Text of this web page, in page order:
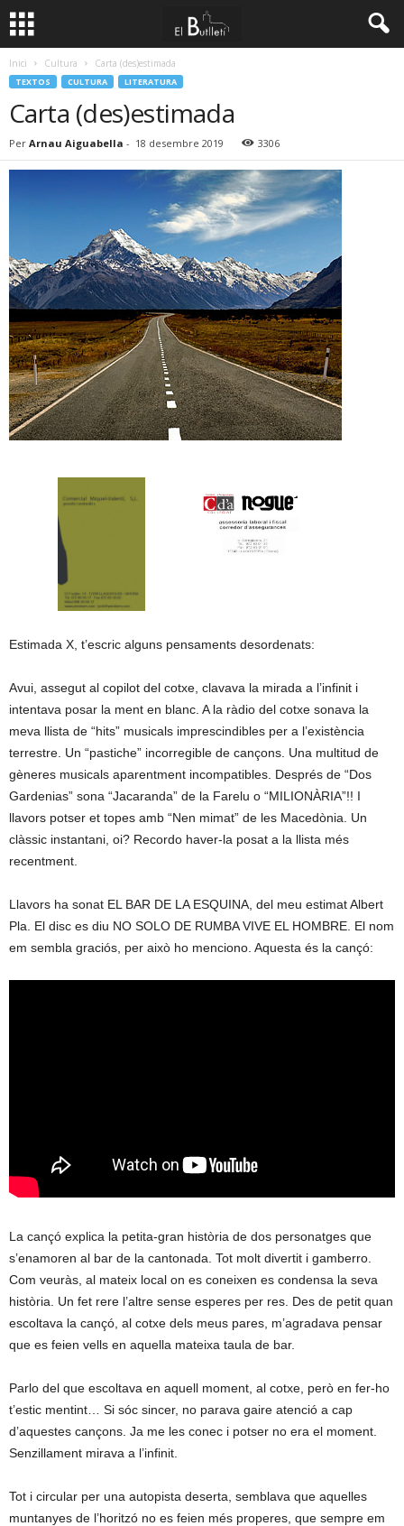
Inici Cultura Carta (des)estimada
TEXTOS CULTURA LITERATURA
Carta (des)estimada
Per Arnau Aiguabella - 18 desembre 2019 3306
Estimada X, t’escric alguns pensaments desordenats:
Avui, assegut al copilot del cotxe, clavava la mirada a l’infinit i
intentava posar la ment en blanc. A la ràdio del cotxe sonava la
meva llista de “hits” musicals imprescindibles per a l’existència
terrestre. Un “pastiche” incorregible de cançons. Una multitud de
gèneres musicals aparentment incompatibles. Després de “Dos
Gardenias” sona “Jacaranda” de la Farelu o “MILIONÀRIA”!! I
llavors potser et topes amb “Nen mimat” de les Macedònia. Un
clàssic instantani, oi? Recordo haver-la posat a la llista més
recentment.
Llavors ha sonat EL BAR DE LA ESQUINA, del meu estimat Albert
Pla. El disc es diu NO SOLO DE RUMBA VIVE EL HOMBRE. El nom
em sembla graciós, per això ho menciono. Aquesta és la cançó:
La cançó explica la petita-gran història de dos personatges que
s’enamoren al bar de la cantonada. Tot molt divertit i gamberro.
Com veuràs, al mateix local on es coneixen es condensa la seva
història. Un fet rere l’altre sense esperes per res. Des de petit quan
escoltava la cançó, al cotxe dels meus pares, m’agradava pensar
que es feien vells en aquella mateixa taula de bar.
Parlo del que escoltava en aquell moment, al cotxe, però en fer-ho
t’estic mentint… Si sóc sincer, no parava gaire atenció a cap
d’aquestes cançons. Ja me les conec i potser no era el moment.
Senzillament mirava a l’infinit.
Tot i circular per una autopista deserta, semblava que aquelles
muntanyes de l’horitzó no es feien més properes, que sempre em